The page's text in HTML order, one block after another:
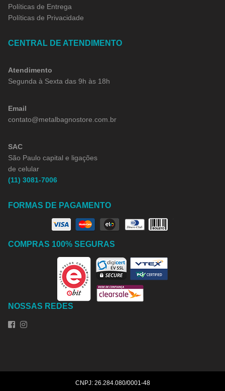
Políticas de Entrega
Políticas de Privacidade
CENTRAL DE ATENDIMENTO
Atendimento
Segunda à Sexta das 9h às 18h
Email
contato@metalbagnostore.com.br
SAC
São Paulo capital e ligações
de celular
(11) 3081-7006
FORMAS DE PAGAMENTO
COMPRAS 100% SEGURAS
NOSSAS REDES
CNPJ: 26.284.080/0001-48